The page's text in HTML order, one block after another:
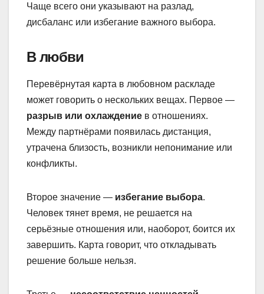
Чаще всего они указывают на разлад,
дисбаланс или избегание важного выбора.
В любви
Перевёрнутая карта в любовном раскладе
может говорить о нескольких вещах. Первое —
разрыв или охлаждение в отношениях.
Между партнёрами появилась дистанция,
утрачена близость, возникли непонимание или
конфликты.
Второе значение — избегание выбора.
Человек тянет время, не решается на
серьёзные отношения или, наоборот, боится их
завершить. Карта говорит, что откладывать
решение больше нельзя.